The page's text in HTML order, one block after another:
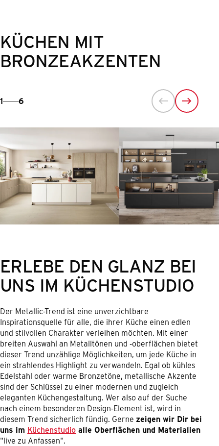
KÜCHEN MIT
BRONZEAKZENTEN
1 6
ERLEBE DEN GLANZ BEI
UNS IM KÜCHENSTUDIO
Der Metallic-Trend ist eine unverzichtbare
Inspirationsquelle für alle, die ihrer Küche einen edlen
und stilvollen Charakter verleihen möchten. Mit einer
breiten Auswahl an Metalltönen und -oberflächen bietet
dieser Trend unzählige Möglichkeiten, um jede Küche in
ein strahlendes Highlight zu verwandeln. Egal ob kühles
Edelstahl oder warme Bronzetöne, metallische Akzente
sind der Schlüssel zu einer modernen und zugleich
eleganten Küchengestaltung. Wer also auf der Suche
nach einem besonderen Design-Element ist, wird in
diesem Trend sicherlich fündig. Gerne zeigen wir Dir bei
uns im Küchenstudio alle Oberflächen und Materialien
"live zu Anfassen".